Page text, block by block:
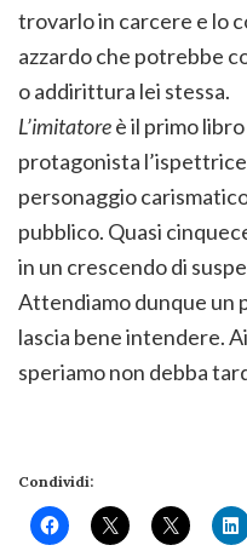
trovarlo in carcere e lo
azzardo che potrebbe
o addirittura lei stessa.
L’imitatoreè il primo
protagonista
personaggio
pubblico. Quasi
in un crescendo di
Attendiamo dunque un
lascia bene intendere.
speriamo non debba
Condividi: